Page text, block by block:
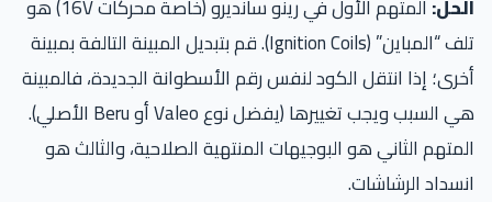
الحل:
المتهم الأول في رينو سانديرو (خاصة محركات 16V) هو
تلف “المباين” (Ignition Coils). قم بتبديل المبينة التالفة بمبينة
أخرى؛ إذا انتقل الكود لنفس رقم الأسطوانة الجديدة، فالمبينة
هي السبب ويجب تغييرها (يفضل نوع Valeo أو Beru الأصلي).
المتهم الثاني هو البوجيهات المنتهية الصلاحية، والثالث هو
انسداد الرشاشات.